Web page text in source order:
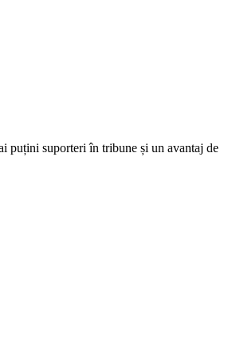
puțini suporteri în tribune și un avantaj de